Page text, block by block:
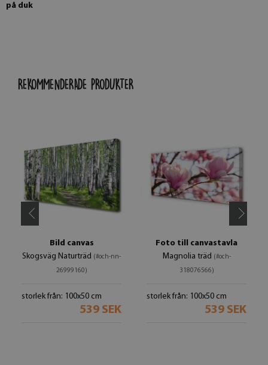
på duk
REKOMMENDERADE PRODUKTER
Bild canvas
Skogsväg Naturträd (#och-nn-
26999160)
storlek från: 100x50 cm
539 SEK
Foto till canvastavla
Magnolia träd (#och-
318076566)
storlek från: 100x50 cm
539 SEK